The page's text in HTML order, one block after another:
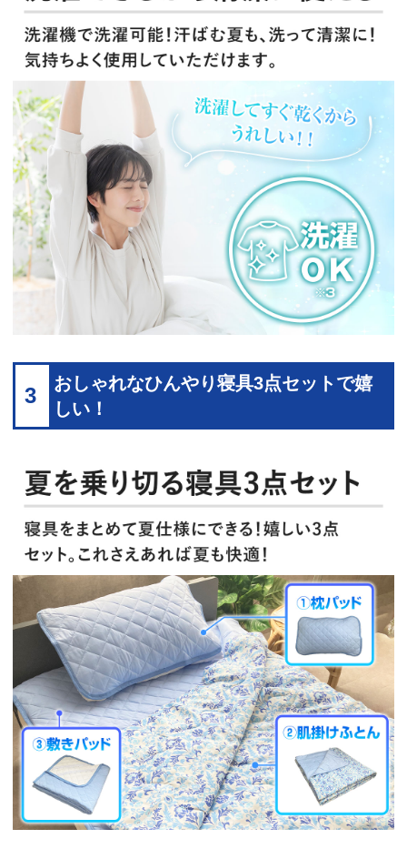
3
おしゃれなひんやり寝具3点セットで嬉
しい！